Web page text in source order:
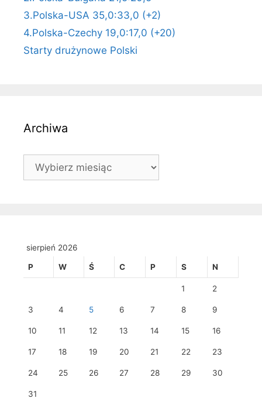
3.Polska-USA 35,0:33,0 (+2)
4.Polska-Czechy 19,0:17,0 (+20)
Starty drużynowe Polski
Archiwa
Archiwa
sierpień 2026
P W Ś C P S N
1 2
3 4 5 6 7 8 9
10 11 12 13 14 15 16
17 18 19 20 21 22 23
24 25 26 27 28 29 30
31